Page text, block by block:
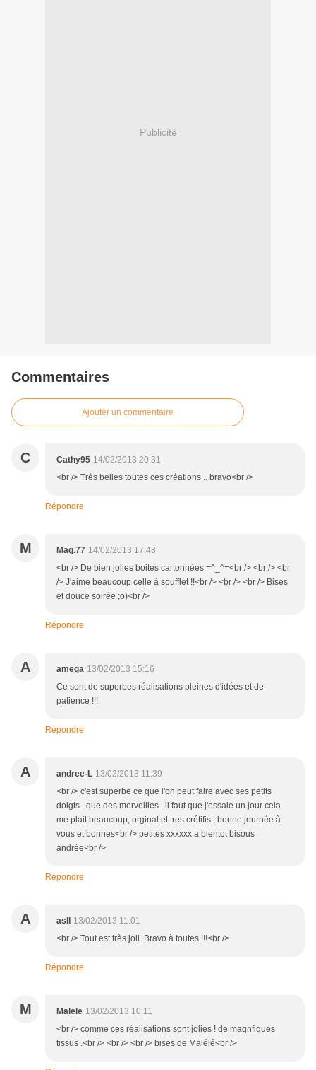
Publicité
Commentaires
Ajouter un commentaire
C Cathy95 14/02/2013 20:31
<br /> Très belles toutes ces créations .. bravo<br />
Répondre
M Mag.77 14/02/2013 17:48
<br /> De bien jolies boites cartonnées =^_^=<br /> <br /> <br
/> J'aime beaucoup celle à soufflet !!<br /> <br /> <br /> Bises
et douce soirée ;o)<br />
Répondre
A amega 13/02/2013 15:16
Ce sont de superbes réalisations pleines d'idées et de
patience !!!
Répondre
A andree-L 13/02/2013 11:39
<br /> c'est superbe ce que l'on peut faire avec ses petits
doigts , que des merveilles , il faut que j'essaie un jour cela
me plait beaucoup, orginal et tres crétifis , bonne journée à
vous et bonnes<br /> petites xxxxxx a bientot bisous
andrée<br />
Répondre
A asll
13/02/2013 11:01
<br /> Tout est très joli. Bravo à toutes !!!<br />
Répondre
M Malele 13/02/2013 10:11
<br /> comme ces réalisations sont jolies ! de magnfiques
tissus .<br /> <br /> <br /> bises de Malélé<br />